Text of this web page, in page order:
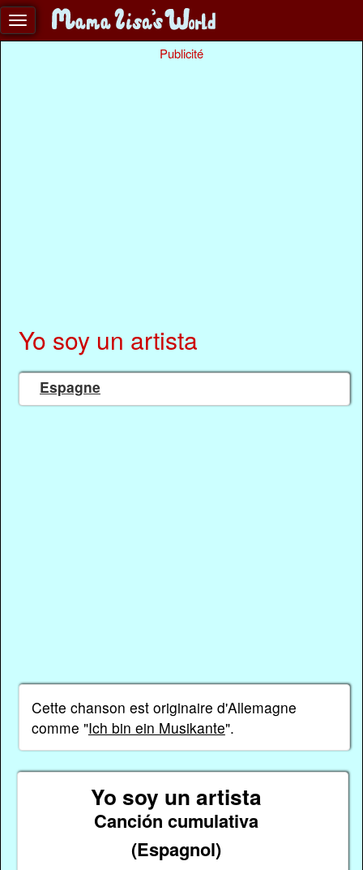
Publicité
Yo soy un artista
Espagne
Cette chanson est originaire d'Allemagne
comme "Ich bin ein Musikante".
Yo soy un artista
Canción cumulativa
(Espagnol)